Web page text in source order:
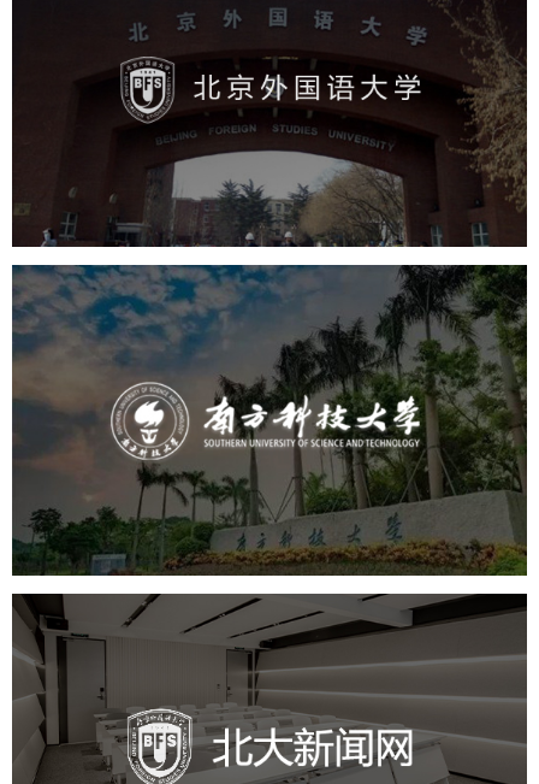
北京外国语大学
高校 学校网站建设
教育网站建设
大学网站建设
高校网站建设
南方科技大学
高校 大学网站建设
高校网站建设
学校网站建设
教育网站建设
北外新闻网